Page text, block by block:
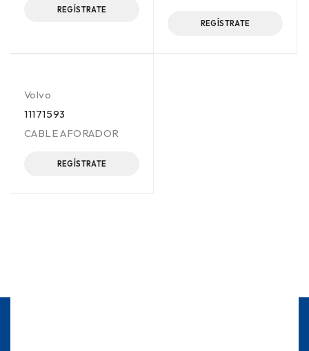
REGÍSTRATE
REGÍSTRATE
Volvo
11171593
CABLE AFORADOR
REGÍSTRATE